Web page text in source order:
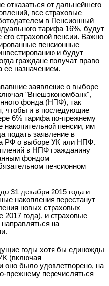
отказаться от дальнейшего
все страховые
в Пенсионный
тарифа 16%, будут
страховой пенсии. Важно
пенсионные
и будут
граждане получат право
ее назначением.
заявление о выборе
"Внешэкономбанк",
фонда (НПФ), так
чтобы и в последующие
6% тарифа по-прежнему
накопительной пенсии, им
подать заявление в
РФ о выборе УК или НПФ.
в НПФ гражданину
фондом
пенсионном
31 декабря 2015 года и
накопления перестанут
новых страховых
2017 года), и страховые
на
годы хотя бы единожды
(включая
было удовлетворено, на
прежнему перечисляться